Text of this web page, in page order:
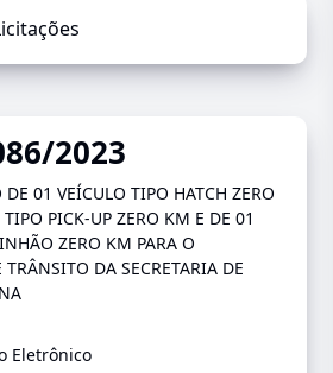
2023
01 VEÍCULO TIPO HATCH ZERO
PICK-UP ZERO KM E DE 01
ZERO KM PARA O
DA SECRETARIA DE
Eletrônico